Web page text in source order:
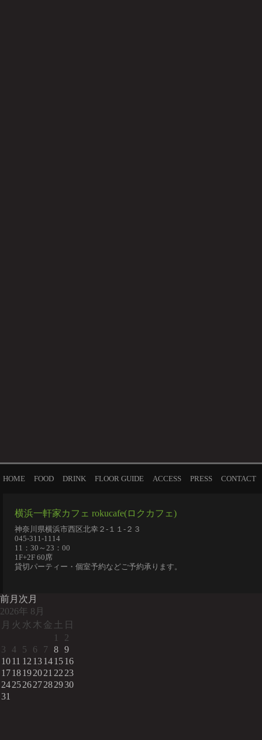
HOME FOOD DRINK FLOOR GUIDE ACCESS PRESS CONTACT
横浜一軒家カフェ rokucafe(ロクカフェ)
神奈川県横浜市西区北幸２-１１-２３
045-311-1114
11：30～23：00
1F+2F 60席
貸切パーティー・個室予約などご予約承ります。
前月 次月
2026年 8月
月 火 水 木 金 土 日
1
2
3
4 5 6 7 8 9
1011 12 13141516
1718192021 22 23
24252627282930
31